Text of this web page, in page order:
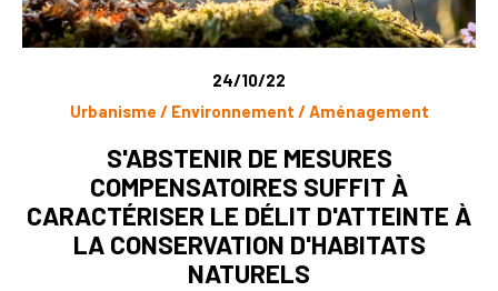
24/10/22
Urbanisme / Environnement / Aménagement
S'ABSTENIR DE MESURES
COMPENSATOIRES SUFFIT À
CARACTÉRISER LE DÉLIT D'ATTEINTE À
LA CONSERVATION D'HABITATS
NATURELS